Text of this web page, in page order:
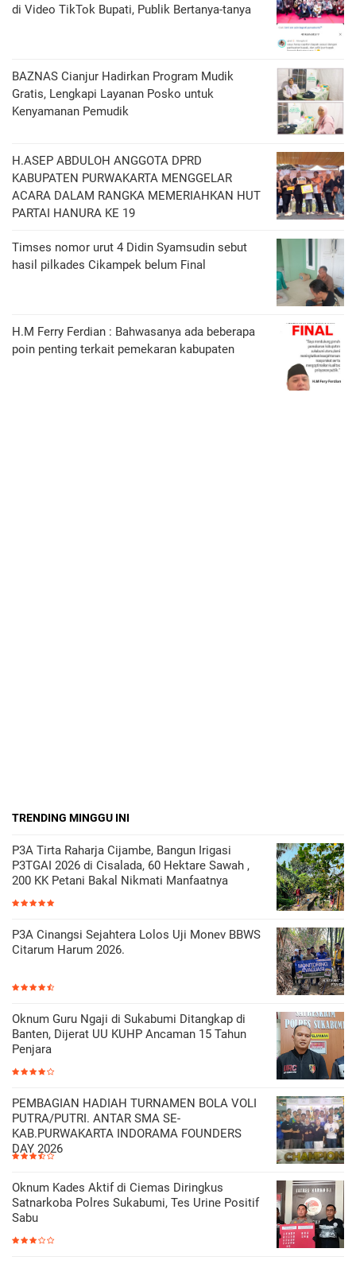
di Video TikTok Bupati, Publik Bertanya-tanya
BAZNAS Cianjur Hadirkan Program Mudik
Gratis, Lengkapi Layanan Posko untuk
Kenyamanan Pemudik
H.ASEP ABDULOH ANGGOTA DPRD
KABUPATEN PURWAKARTA MENGGELAR
ACARA DALAM RANGKA MEMERIAHKAN HUT
PARTAI HANURA KE 19
Timses nomor urut 4 Didin Syamsudin sebut
hasil pilkades Cikampek belum Final
H.M Ferry Ferdian : Bahwasanya ada beberapa
poin penting terkait pemekaran kabupaten
TRENDING MINGGU INI
P3A Tirta Raharja Cijambe, Bangun Irigasi
P3TGAI 2026 di Cisalada, 60 Hektare Sawah ,
200 KK Petani Bakal Nikmati Manfaatnya
P3A Cinangsi Sejahtera Lolos Uji Monev BBWS
Citarum Harum 2026.
Oknum Guru Ngaji di Sukabumi Ditangkap di
Banten, Dijerat UU KUHP Ancaman 15 Tahun
Penjara
PEMBAGIAN HADIAH TURNAMEN BOLA VOLI
PUTRA/PUTRI. ANTAR SMA SE-
KAB.PURWAKARTA INDORAMA FOUNDERS
DAY 2026
Oknum Kades Aktif di Ciemas Diringkus
Satnarkoba Polres Sukabumi, Tes Urine Positif
Sabu